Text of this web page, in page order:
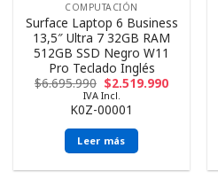
COMPUTACIÓN
Surface Laptop 6 Business
13,5″ Ultra 7 32GB RAM
512GB SSD Negro W11
Pro Teclado Inglés
$6.695.990 $2.519.990
IVA Incl.
K0Z-00001
Leer más